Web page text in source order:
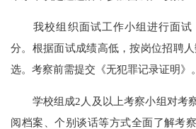
我校组织面试工作小组进行面试
分。根据面试成绩高低，按岗位招聘
选。考察前需提交《无犯罪记录证明》。
学校组成2人及以上考察小组对考
阅档案、个别谈话等方式全面了解考